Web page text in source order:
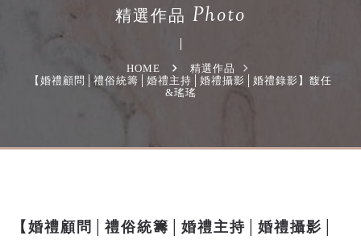
精選作品 Photo
HOME
精選作品
【婚禮顧問│禮俗統籌│婚禮主持│婚禮攝影│婚禮錄影】馥任
&瑤瑤
【婚禮顧問│禮俗統籌│婚禮主持│婚禮攝影│